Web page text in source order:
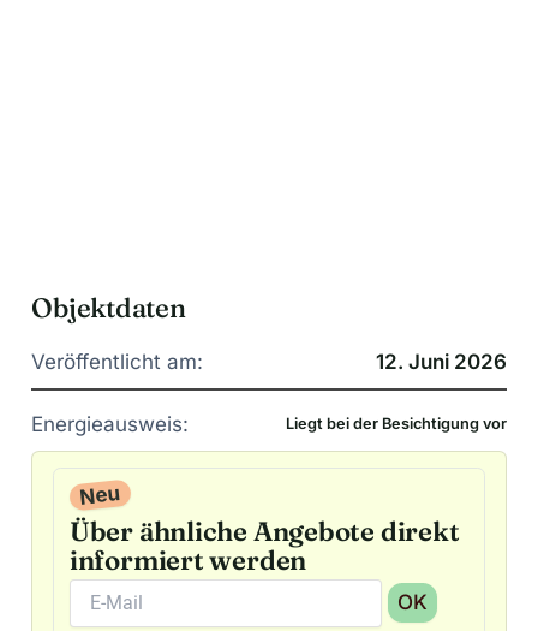
Objektdaten
Veröffentlicht am: 12. Juni 2026
Energieausweis: Liegt bei der Besichtigung vor
Neu
Über ähnliche Angebote direkt
informiert werden
OK